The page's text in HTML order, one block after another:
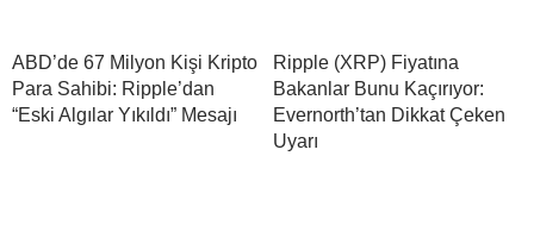
ABD’de 67 Milyon Kişi Kripto
Para Sahibi: Ripple’dan
“Eski Algılar Yıkıldı” Mesajı
Ripple (XRP) Fiyatına
Bakanlar Bunu Kaçırıyor:
Evernorth’tan Dikkat Çeken
Uyarı